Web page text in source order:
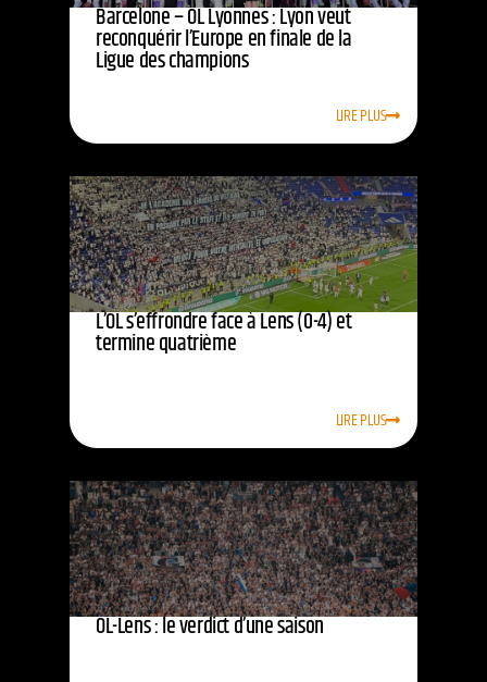
Barcelone – OL Lyonnes : Lyon veut
reconquérir l’Europe en finale de la
Ligue des champions
LIRE PLUS
L’OL s’effrondre face à Lens (0-4) et
termine quatrième
LIRE PLUS
OL-Lens : le verdict d’une saison